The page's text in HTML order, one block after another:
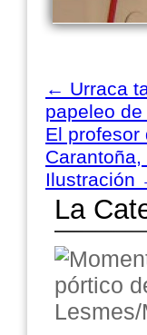
← Urraca
papeleo
El profesor
Ilustración
La